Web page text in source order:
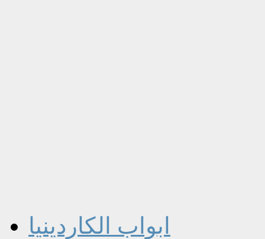
ابواب الكاردينيا